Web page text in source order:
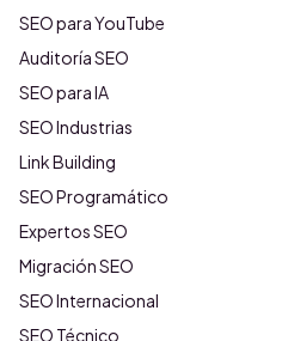
SEO para YouTube
Auditoría SEO
SEO para IA
SEO Industrias
Link Building
SEO Programático
Expertos SEO
Migración SEO
SEO Internacional
SEO Técnico